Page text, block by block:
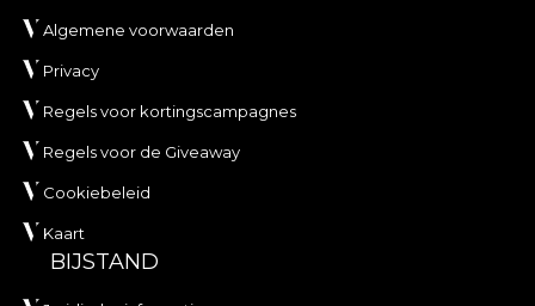
Algemene voorwaarden
Privacy
Regels voor kortingscampagnes
Regels voor de Giveaway
Cookiebeleid
Kaart
BIJSTAND